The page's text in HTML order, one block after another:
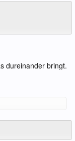
dureinander bringt.